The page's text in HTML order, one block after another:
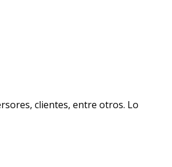
clientes, entre otros. Lo